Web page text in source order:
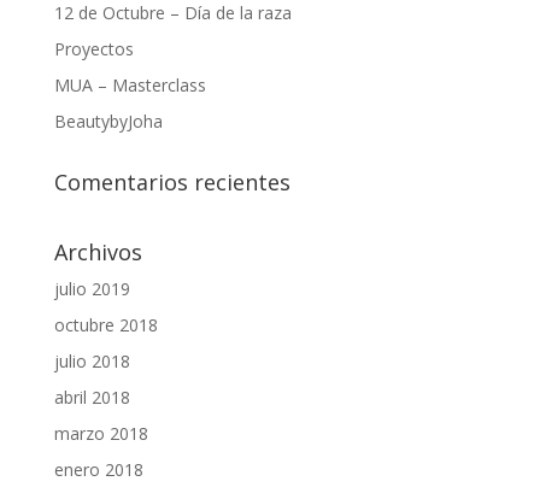
12 de Octubre – Día de la raza
Proyectos
MUA – Masterclass
BeautybyJoha
Comentarios recientes
Archivos
julio 2019
octubre 2018
julio 2018
abril 2018
marzo 2018
enero 2018